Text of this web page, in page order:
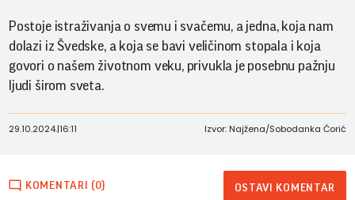
Postoje istraživanja o svemu i svačemu, a jedna, koja nam
dolazi iz Švedske, a koja se bavi veličinom stopala i koja
govori o našem životnom veku, privukla je posebnu pažnju
ljudi širom sveta.
29.10.2024.|16:11 Izvor: Najžena/Sobodanka Ćorić
KOMENTARI (0) OSTAVI KOMENTAR